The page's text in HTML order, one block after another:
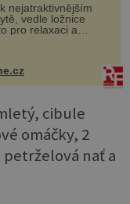
nejatraktivnějším
vedle ložnice
pro relaxaci a
textil –
koberečky –
kouzelného
cibule
omáčky, 2
nať a